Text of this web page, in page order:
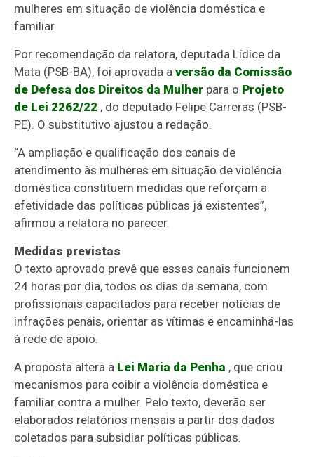
mulheres em situação de violência doméstica e
familiar.
Por recomendação da relatora, deputada Lídice da
Mata (PSB-BA), foi aprovada aversão da Comissão
de Defesa dos Direitos da Mulher para o Projeto
de Lei 2262/22 , do deputado Felipe Carreras (PSB-
PE). Osubstitutivo ajustou a redação.
“A ampliação e qualificação dos canais de
atendimento às mulheres em situação de violência
doméstica constituem medidas que reforçam a
efetividade das políticas públicas já existentes”,
afirmou a relatora no parecer.
Medidas previstas
O texto aprovado prevê que esses canais funcionem
24 horas por dia, todos os dias da semana, com
profissionais capacitados para receber notícias de
infrações penais, orientar as vítimas e encaminhá-las
à rede de apoio.
A proposta altera a Lei Maria da Penha , que criou
mecanismos para coibir a violência doméstica e
familiar contra a mulher. Pelo texto, deverão ser
elaborados relatórios mensais a partir dos dados
coletados para subsidiar políticas públicas.